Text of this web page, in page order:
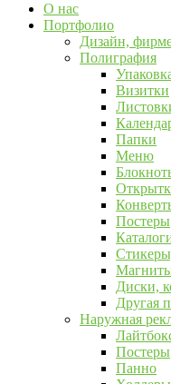
О нас
Портфолио
Дизайн,
Полиграфия
Визитки
Папки
Меню
Постеры
Диски,
Другая
Наружная
Постеры
Панно